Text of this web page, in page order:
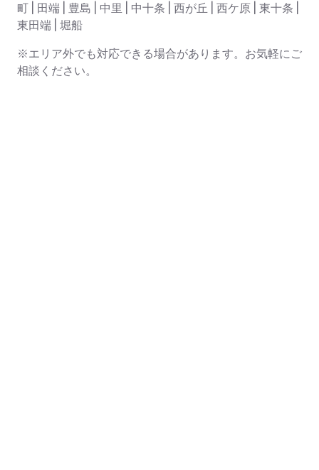
町 | 田端 | 豊島 | 中里 | 中十条 | 西が丘 | 西ケ原 | 東十条 |
東田端 | 堀船
※エリア外でも対応できる場合があります。お気軽にご
相談ください。